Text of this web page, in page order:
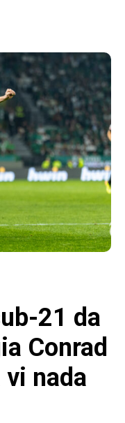
21 da
Conrad
vi nada